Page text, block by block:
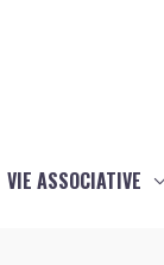
VIE ASSOCIATIVE